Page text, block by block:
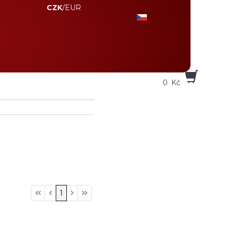
CZK/EUR
0 Kč
1